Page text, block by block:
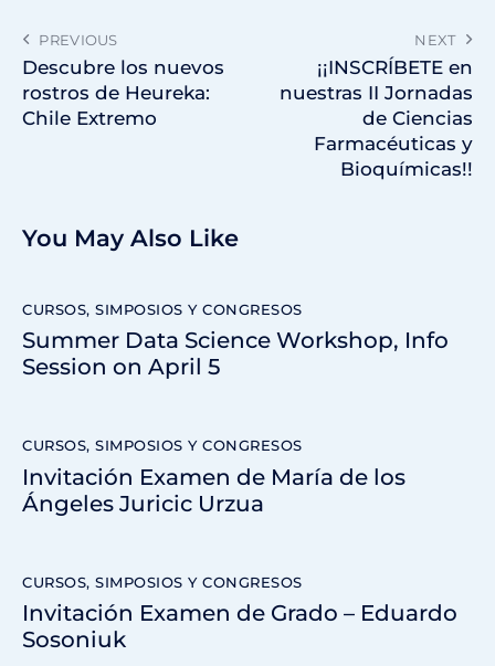
PREVIOUS
Descubre los nuevos
rostros de Heureka:
Chile Extremo
NEXT
¡¡INSCRÍBETE en
nuestras II Jornadas
de Ciencias
Farmacéuticas y
Bioquímicas!!
You May Also Like
CURSOS, SIMPOSIOS Y CONGRESOS
Summer Data Science Workshop, Info
Session on April 5
CURSOS, SIMPOSIOS Y CONGRESOS
Invitación Examen de María de los
Ángeles Juricic Urzua
CURSOS, SIMPOSIOS Y CONGRESOS
Invitación Examen de Grado – Eduardo
Sosoniuk